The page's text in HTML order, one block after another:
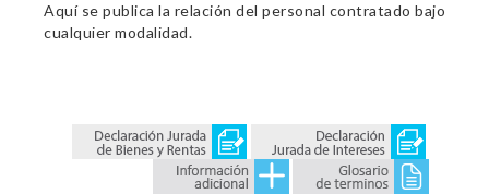
Aquí se publica la relación del personal contratado bajo
cualquier modalidad.